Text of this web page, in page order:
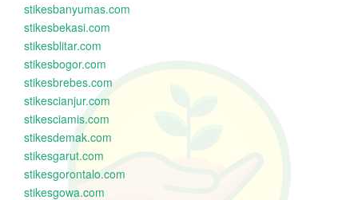
stikesbanyumas.com
stikesbekasi.com
stikesblitar.com
stikesbogor.com
stikesbrebes.com
stikescianjur.com
stikesciamis.com
stikesdemak.com
stikesgarut.com
stikesgorontalo.com
stikesgowa.com